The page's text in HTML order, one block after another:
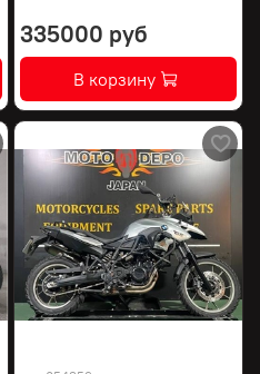
335000 руб
В корзину